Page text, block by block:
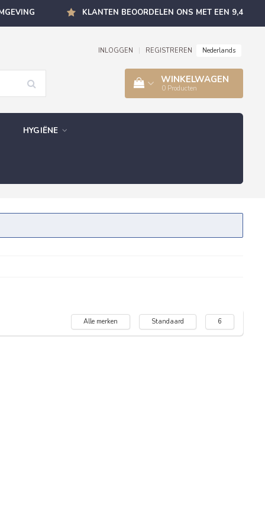
KLANTEN BEOORDELEN ONS MET EEN 9,4
INLOGGEN REGISTREREN Nederlands
WINKELWAGEN
0 Producten
HYGIËNE
Alle merken Standaard 6